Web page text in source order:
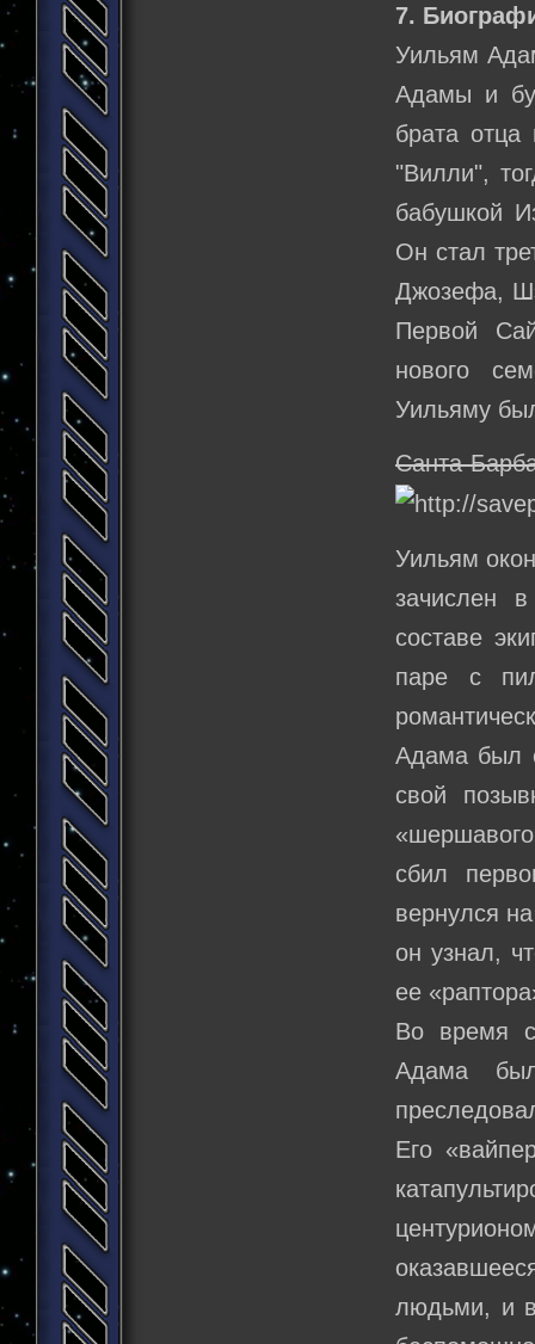
7.
Уильям
Адамы и
брата
"Вилли",
бабушкой
Он стал
Джозефа,
Первой
нового
Уильяму
Санта-
Уильям
зачислен
составе
паре с
Адама был
свой
сбил
вернулся
он узнал,
ее
Во время
Адама
Его
людьми, и